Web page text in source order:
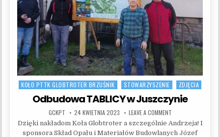
Posted in
KOŁO PTTK GLOBTROTER BRZUŚNIK STOWARZYSZENIE ZDJĘCIA
Odbudowa TABLICY w Juszczynie
AUTHOR:
GCKPT PUBLISHED DATE:
24 KWIETNIA 2023 LEAVE A COMMENTON ODBUDOWA
Dzięki nakładom Koła Globtroter a szczególnie Andrzeja! I
sponsora Skład Opału i Materiałów Budowlanych Józef